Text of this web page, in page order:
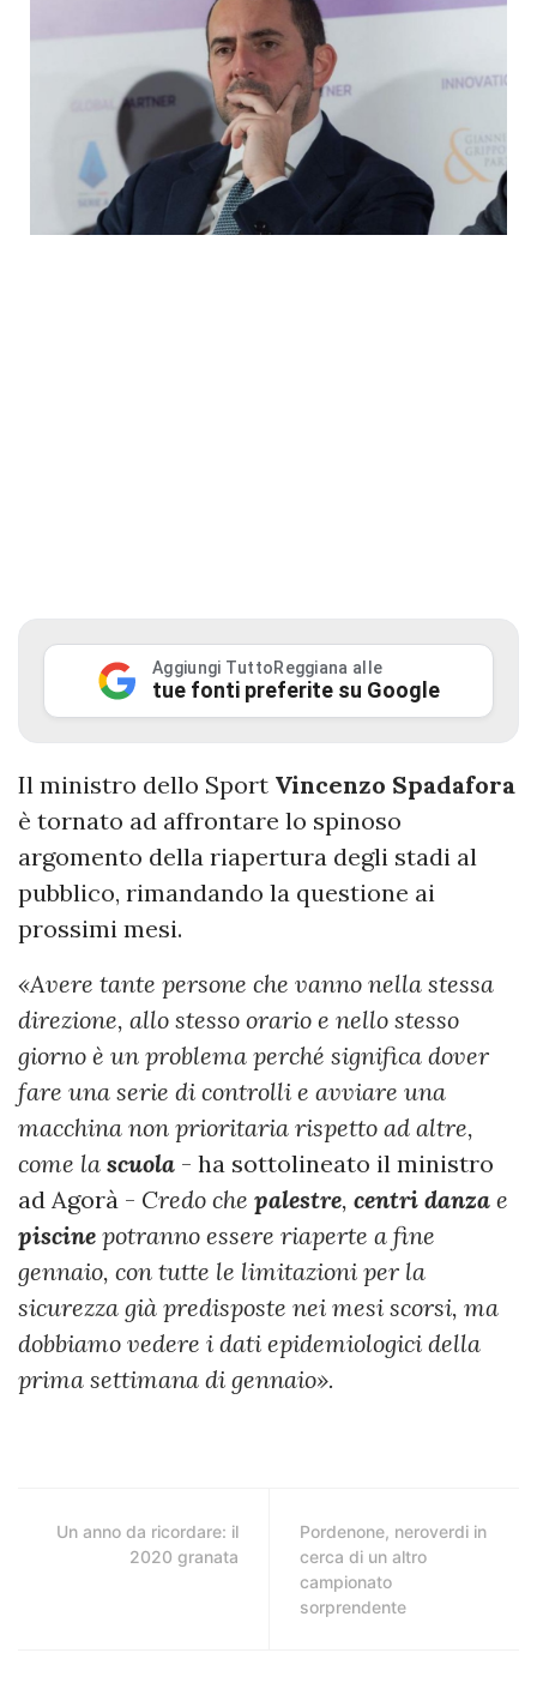
Aggiungi TuttoReggiana alle
tue fonti preferite su Google
Il ministro dello Sport Vincenzo Spadafora
è tornato ad affrontare lo spinoso
argomento della riapertura degli stadi al
pubblico, rimandando la questione ai
prossimi mesi.
«Avere tante persone che vanno nella stessa
direzione, allo stesso orario e nello stesso
giorno è un problema perché significa dover
fare una serie di controlli e avviare una
macchina non prioritaria rispetto ad altre,
come la scuola - ha sottolineato il ministro
ad Agorà - Credo che palestre, centri danza e
piscine potranno essere riaperte a fine
gennaio, con tutte le limitazioni per la
sicurezza già predisposte nei mesi scorsi, ma
dobbiamo vedere i dati epidemiologici della
prima settimana di gennaio».
Un anno da ricordare: il
2020 granata
Pordenone, neroverdi in
cerca di un altro
campionato
sorprendente